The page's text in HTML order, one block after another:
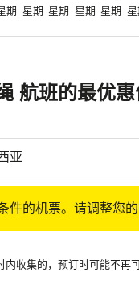
期 星期 星期 星期 星期
航班的最优惠
件的机票。请调整您的
收集的，预订时可能不再